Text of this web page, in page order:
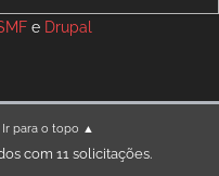
e Drupal
Ir para o topo ▲
com 11 solicitações.